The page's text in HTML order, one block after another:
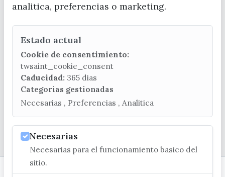
(+34) 952 541 104
turismo@velezmalaga.es
C/ Poniente, 2. CP 29740 - Torre del Mar
© EXCMO. AYUNTAMIENTO DE VÉLEZ-MÁLAGA
analitica, preferencias o marketing.
Estado actual
Cookie de consentimiento:
twsaint_cookie_consent
Caducidad: 365 dias
Categorias gestionadas
Necesarias , Preferencias , Analitica
Necesarias
Necesarias para el funcionamiento basico del
sitio.